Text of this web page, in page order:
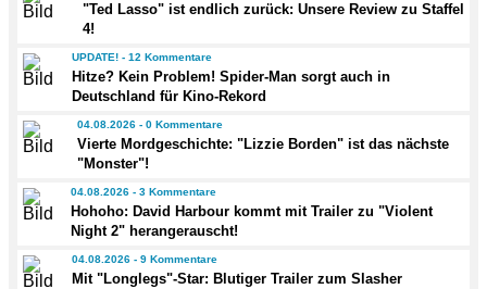
"Ted Lasso" ist endlich zurück: Unsere Review zu Staffel
4!
UPDATE! - 12 Kommentare
Hitze? Kein Problem! Spider-Man sorgt auch in
Deutschland für Kino-Rekord
04.08.2026 - 0 Kommentare
Vierte Mordgeschichte: "Lizzie Borden" ist das nächste
"Monster"!
04.08.2026 - 3 Kommentare
Hohoho: David Harbour kommt mit Trailer zu "Violent
Night 2" herangerauscht!
04.08.2026 - 9 Kommentare
Mit "Longlegs"-Star: Blutiger Trailer zum Slasher